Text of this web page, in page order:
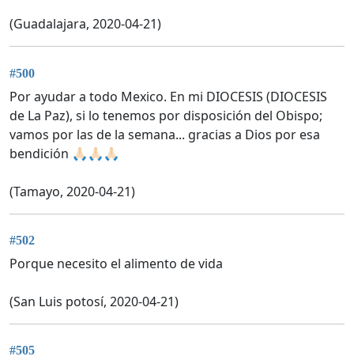
(Guadalajara, 2020-04-21)
#500
Por ayudar a todo Mexico. En mi DIOCESIS (DIOCESIS
de La Paz), si lo tenemos por disposición del Obispo;
vamos por las de la semana... gracias a Dios por esa
bendición 🙏🏻🙏🏻🙏🏻
(Tamayo, 2020-04-21)
#502
Porque necesito el alimento de vida
(San Luis potosí, 2020-04-21)
#505